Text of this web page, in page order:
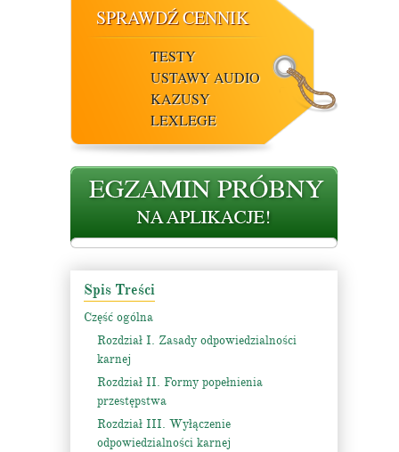
SPRAWDŹ CENNIK
TESTY
USTAWY AUDIO
KAZUSY
LEXLEGE
Spis Treści
Część ogólna
Rozdział I. Zasady odpowiedzialności
karnej
Rozdział II. Formy popełnienia
przestępstwa
Rozdział III. Wyłączenie
odpowiedzialności karnej